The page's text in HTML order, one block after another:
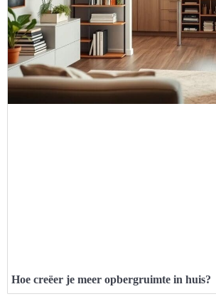
Hoe creëer je meer opbergruimte in huis?